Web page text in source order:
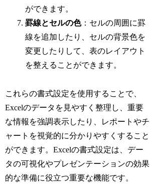
ができます。
罫線とセルの色：セルの周囲に罫
線を追加したり、セルの背景色を
変更したりして、表のレイアウト
を整えることができます。
これらの書式設定を使用することで、
Excelのデータを見やすく整理し、重要
な情報を強調表示したり、レポートやチ
ャートを視覚的に分かりやすくすること
ができます。Excelの書式設定は、デー
タの可視化やプレゼンテーションの効果
的な準備に役立つ重要な機能です。